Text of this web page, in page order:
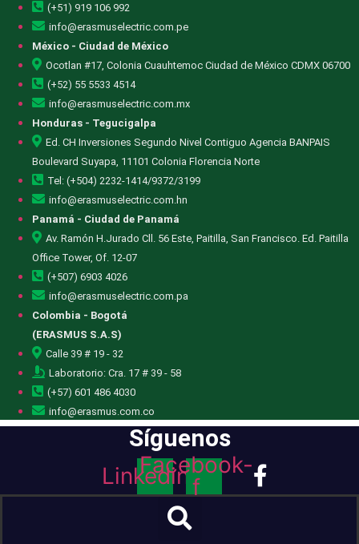
(+51) 919 106 992
info@erasmuselectric.com.pe
México - Ciudad de México
Ocotlan #17, Colonia Cuauhtemoc Ciudad de México CDMX 06700
(+52) 55 5533 4514
info@erasmuselectric.com.mx
Honduras - Tegucigalpa
Ed. CH Inversiones Segundo Nivel Contiguo Agencia BANPAIS
Boulevard Suyapa, 11101 Colonia Florencia Norte
Tel: (+504) 2232-1414/9372/3199
info@erasmuselectric.com.hn
Panamá - Ciudad de Panamá
Av. Ramón H.Jurado Cll. 56 Este, Paitilla, San Francisco. Ed. Paitilla
Office Tower, Of. 12-07
(+507) 6903 4026
info@erasmuselectric.com.pa
Colombia - Bogotá
(ERASMUS S.A.S)
Calle 39 # 19 - 32
Laboratorio: Cra. 17 # 39 - 58
(+57) 601 486 4030
info@erasmus.com.co
Síguenos
Linkedin
Facebook-
f